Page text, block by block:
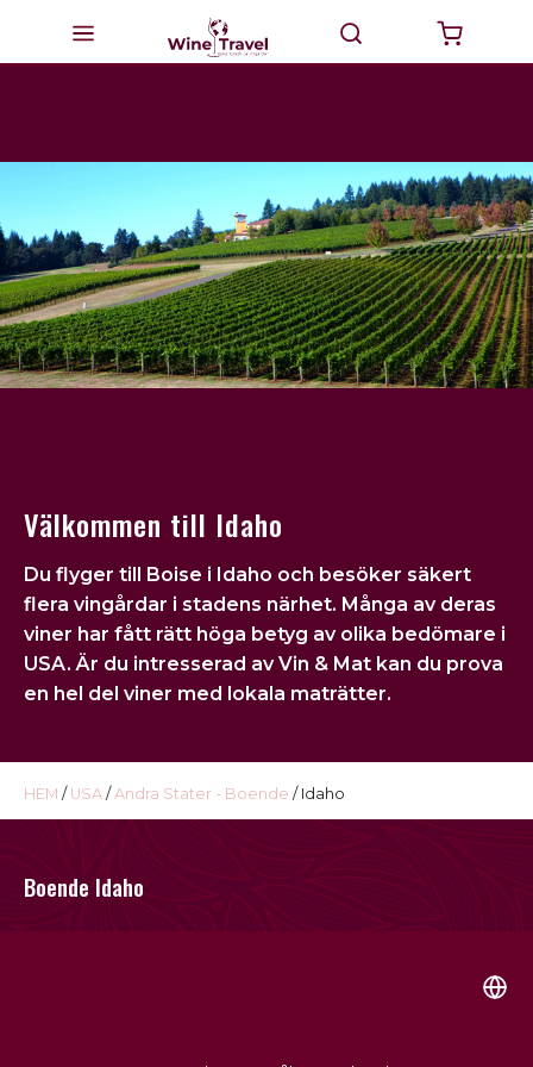
Italien
Vinturer
GourmetTravel
Kontakt
Omdöme
Välkommen till Idaho
Du flyger till Boise i Idaho och besöker säkert
flera vingårdar i stadens närhet. Många av deras
viner har fått rätt höga betyg av olika bedömare i
USA. Är du intresserad av Vin & Mat kan du prova
en hel del viner med lokala maträtter.
HEM / USA / Andra Stater - Boende / Idaho
Boende Idaho